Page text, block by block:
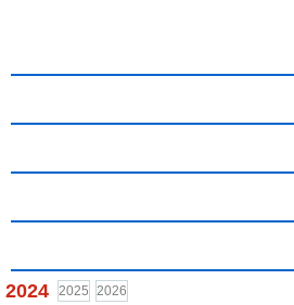
2024 2025 2026